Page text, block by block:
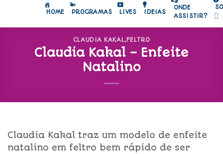
HOME PROGRAMAS LIVES IDEIAS
ONDE
ASSISTIR?
CLAUDIA KAKAL,FELTRO
Claudia Kakal – Enfeite
Natalino
Claudia Kakal traz um modelo de enfeite
natalino em feltro bem rápido de ser